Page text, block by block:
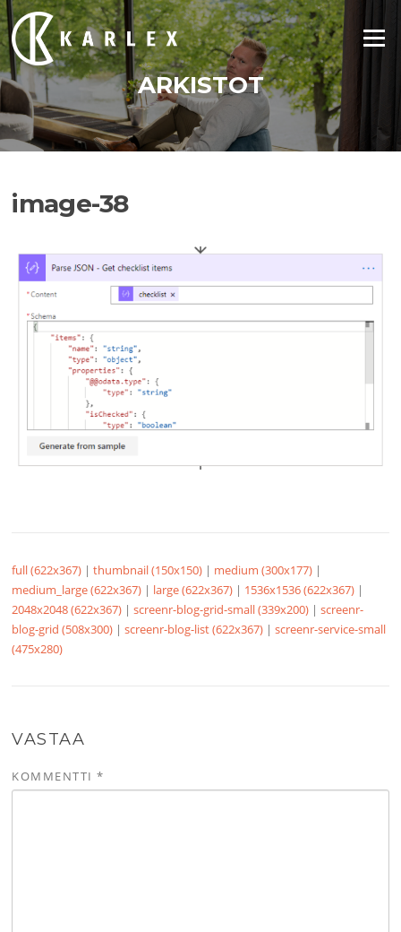
Siirry
suoraan
sisältöön
Valikko
ARKISTOT
image-38
full (622x367) |thumbnail (150x150) | medium (300x177) |
medium_large (622x367) | large (622x367) | 1536x1536 (622x367) |
2048x2048 (622x367) |screenr-blog-grid-small (339x200) |screenr-
blog-grid (508x300) |screenr-blog-list (622x367) |screenr-service-small
(475x280)
VASTAA
KOMMENTTI*